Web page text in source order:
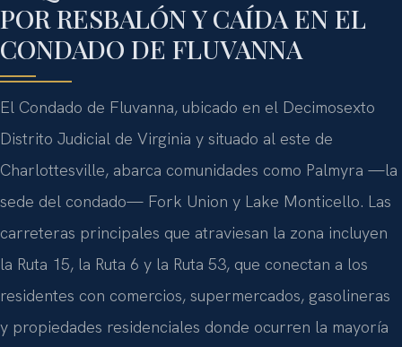
POR RESBALÓN Y CAÍDA EN EL
CONDADO DE FLUVANNA
El Condado de Fluvanna, ubicado en el Decimosexto
Distrito Judicial de Virginia y situado al este de
Charlottesville, abarca comunidades como Palmyra —la
sede del condado— Fork Union y Lake Monticello. Las
carreteras principales que atraviesan la zona incluyen
la Ruta 15, la Ruta 6 y la Ruta 53, que conectan a los
residentes con comercios, supermercados, gasolineras
y propiedades residenciales donde ocurren la mayoría